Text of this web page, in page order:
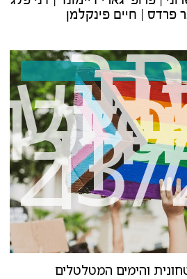
פרדס | חיים פינקלמן
-
והימים המטלטלים